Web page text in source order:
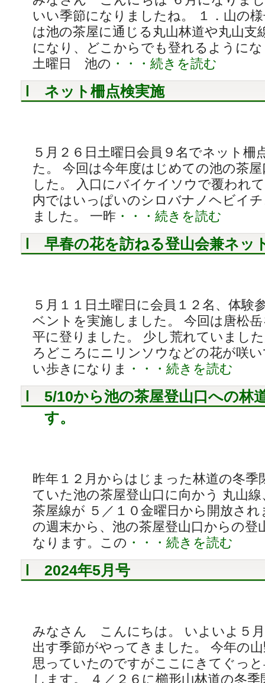
いい季節になりましたね。 １．山の
は池の茶屋に通じる丸山林道や丸山支
になり、どこからでも登れるように
土曜日 池の ・・・続きを読む
ネット柵点検実施
５月２６日土曜日会員９名でネット柵
た。 今回は今年度はじめての池の茶
した。 入口にバイケイソウで覆われ
内ではいっぱいのシロバナノヘビイ
ました。 一昨 ・・・続きを読む
早春の花を訪ねる登山会兼ネッ
５月１１日土曜日に会員１２名、体験
ベントを実施しました。 今回は唐松
平に登りました。 少し荒れていまし
ろどころにニリンソウなどの花が咲
い歩きになりま ・・・続きを読む
5/10から池の茶屋登山口への林
す。
昨年１２月からはじまった林道の冬季
ていた池の茶屋登山口に向かう 丸山
茶屋線が ５／１０金曜日から開放さ
の週末から、池の茶屋登山口からの登
なります。この ・・・続きを読む
2024年5月号
みなさん こんにちは。 いよいよ５
出す季節がやってきました。 今年の
思っていたのですがここにきてぐっ
します。 ４／２６に櫛形山林道の冬